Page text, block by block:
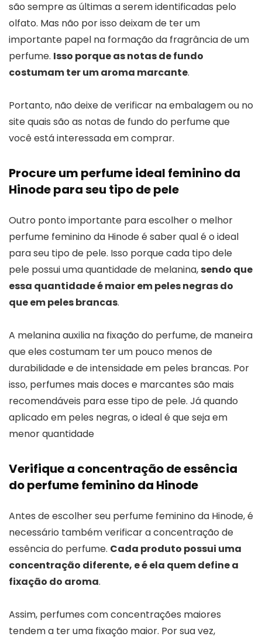
são sempre as últimas a serem identificadas pelo
olfato. Mas não por isso deixam de ter um
importante papel na formação da fragrância de um
perfume. Isso porque as notas de fundo
costumam ter um aroma marcante.
Portanto, não deixe de verificar na embalagem ou no
site quais são as notas de fundo do perfume que
você está interessada em comprar.
Procure um perfume ideal feminino da
Hinode para seu tipo de pele
Outro ponto importante para escolher o melhor
perfume feminino da Hinode é saber qual é o ideal
para seu tipo de pele. Isso porque cada tipo dele
pele possui uma quantidade de melanina,sendo que
essa quantidade é maior em peles negras do
que em peles brancas.
A melanina auxilia na fixação do perfume, de maneira
que eles costumam ter um pouco menos de
durabilidade e de intensidade em peles brancas. Por
isso, perfumes mais doces e marcantes são mais
recomendáveis para esse tipo de pele. Já quando
aplicado em peles negras, o ideal é que seja em
menor quantidade
Verifique a concentração de essência
do perfume feminino da Hinode
Antes de escolher seu perfume feminino da Hinode, é
necessário também verificar a concentração de
essência do perfume. Cada produto possui uma
concentração diferente, e é ela quem define a
fixação do aroma.
Assim, perfumes com concentrações maiores
tendem a ter uma fixação maior. Por sua vez,